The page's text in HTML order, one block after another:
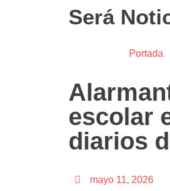
Será
Portada
escolar
diarios
mayo 11, 2026